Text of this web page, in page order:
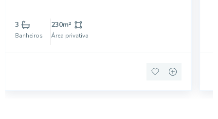
3
Banheiros
230m²
Área privativa